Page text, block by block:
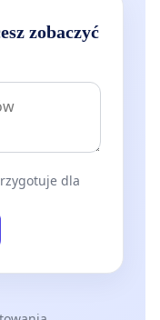
zobaczyć
dla